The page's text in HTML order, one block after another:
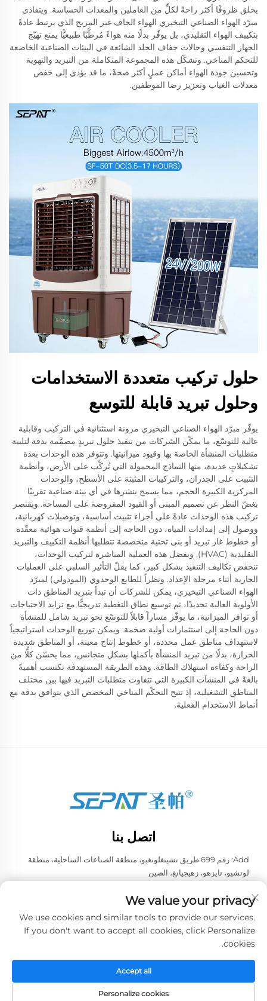
يخلق ظروفًا أكثر راحةً لكلٍّ من العاملين والمعدات الحساسة. ويتفادى
مبرّد الهواء الصناعي التبخيري الهواء الجاف غير المريح الذي يرتبط عادةً
بتكييف الهواء التقليدي، بل يوفّر بدلًا منه هواءً مُرطَّبًا طبيعيًّا يمنع تهيّج
الجهاز التنفسي وحالات جفاف الجلد الشائعة في البيئات الصناعية الخاضعة
للتحكم المناخي. وتشكّل هذه المجموعة المتكاملة من التبريد والتهوية
وتحسين جودة الهواء أماكن عملٍ أكثر صحةً، ما قد يؤدي إلى خفض
معدلات الغياب وتعزيز رضا الموظفين.
حلول تركيب متعددة الاستخدامات
وحلول تبريد قابلة للتوسع
يوفّر مبرّد الهواء الصناعي التبخيري مرونة استثنائية في التركيب وقابلية
عالية للتوسّع، ما يمكّن الشركات من تنفيذ حلول تبريدٍ مصمَّمة بدقة لتلبية
متطلبات المنشأة الخاصة بها وقيود ميزانيتها. وتتوفر هذه الوحدات بعدة
تشكيلاتٍ عديدة، منها النماذج المحمولة التي تُركَّب على الأرض، وأنظمة
التثبيت على الجدران، والتركيبات المثبتة على الأسطح، والوحدات
المركزية الكبيرة الحجم، مما يسمح بنشرها في أي بيئة صناعية تقريبًا
بغضّ النظر عن تصميم المبنى أو القيود المفروضة على المساحة. ويقتصر
تركيب هذه الوحدات عادةً على أجزاء تثبيت أساسية، وتوصيلات كهربائية،
ووصول إلى إمدادات المياه، دون الحاجة إلى أنظمة قنوات هوائية معقّدة
أو خطوط غاز تبريد أو بنى تحتية متخصصة تتطلبها أنظمة التكييف والتبريد
التقليدية (HVAC). وبفضل هذه العملية المباشرة لتركيب الوحدات،
تنخفض تكاليف التنفيذ بشكل كبير، كما يقلّ التأثير السلبي على العمليات
الجارية أثناء مرحلة الإعداد. ونظراً للطابع الوحدوي (المودولي) لمبرّد
الهواء الصناعي التبخيري، يمكن للشركات أن تبدأ بتبريد المناطق ذات
الأولوية العالية تحديدًا، ثم توسيع نطاق التغطية تدريجيًّا مع تزايد الاحتياجات
أو توافر الميزانية، ما يوفّر مساراً قابلاً للتوسّع نحو تبريد شامل للمنشأة
دون الحاجة إلى استثمارات أولية ضخمة. ويمكن توزيع الوحدات استراتيجياً
لاستهداف مناطق عمل محددة، أو خطوط إنتاج معينة، أو المناطق شديدة
الحرارة، بدلًا من تبريد المنشأة بأكملها بشكل متجانس، مما يحسّن كلًّا من
الراحة وكفاءة استهلاك الطاقة. وهذه الطريقة المستهدفة تكتسب أهميةً
بالغةً في المنشآت الكبيرة التي تتفاوت متطلبات التبريد فيها بين مختلف
المناطق التشغيلية، إذ تتيح التحكّم المناخي المخصص الذي يتوافق بدقة مع
أنماط الاستخدام الفعلية.
اتصل بنا
Add: رقم 699 طريق تشينغلونغبو، منطقة الصناعات الساحلية، منطقة
لوتشيو، تايزهو، زهيجيانغ، الصين
البريد الإلكتروني:
المحدودة. جميع الحقوق محفوظة. -سياسة الخصوصية
We value your privacy
We use cookies and similar tools to provide our services.
If you don't want to accept all cookies, click Personalize
cookies.
Personalize cookies
Accept all